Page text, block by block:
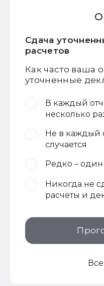
Сдача
расчетов
Как часто ваша
уточненные
В каждый
несколько
Не в каждый
случается
Редко –
Никогда не
расчеты и